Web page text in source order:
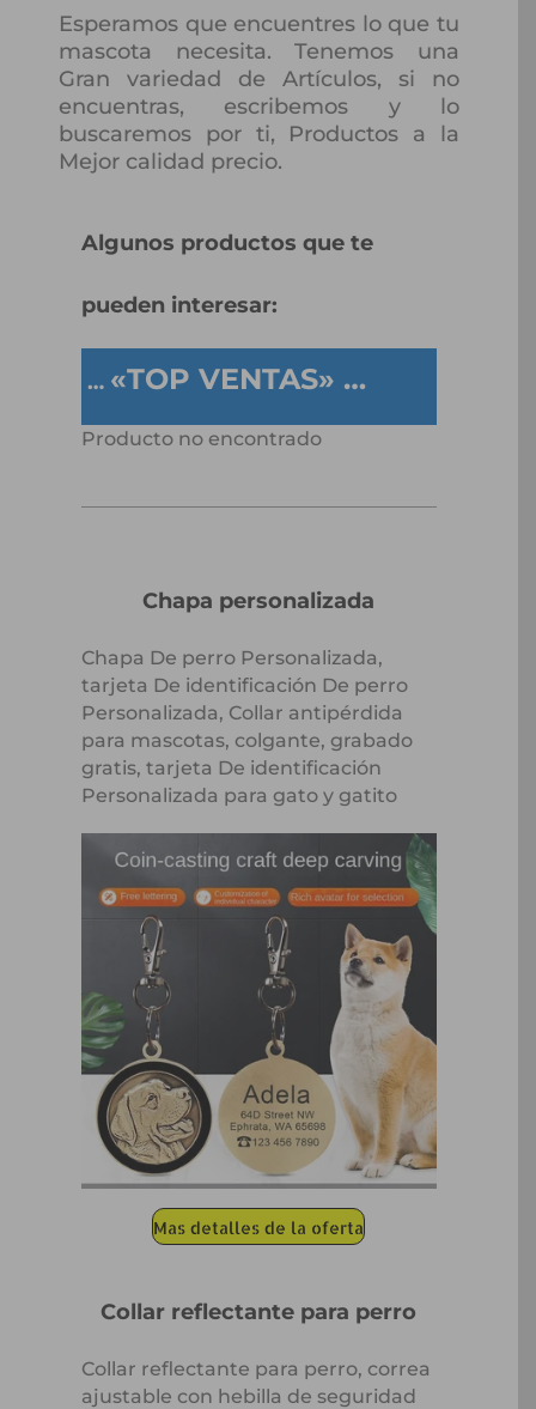
Esperamos que encuentres lo que tu
mascota necesita. Tenemos una
Gran variedad de Artículos, si no
encuentras, escribemos y lo
buscaremos por ti, Productos a la
Mejor calidad precio.
Algunos productos que te
pueden interesar:
… «TOP VENTAS» …
Producto no encontrado
Chapa personalizada
Chapa De perro Personalizada,
tarjeta De identificación De perro
Personalizada, Collar antipérdida
para mascotas, colgante, grabado
gratis, tarjeta De identificación
Personalizada para gato y gatito
Mas detalles de la oferta
Collar reflectante para perro
Collar reflectante para perro, correa
ajustable con hebilla de seguridad